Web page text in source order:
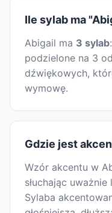
Ile sylab ma
Abigail ma 3 sylab
podzielone na 3
dźwiękowych,
wymowę.
Gdzie jest
Wzór akcentu w
słuchając
Sylaba